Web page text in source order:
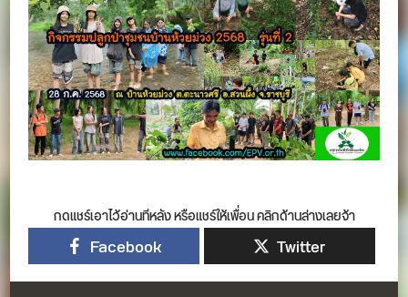
กดแชร์เอาไว้อ่านทีหลัง หรือแชร์ให้เพื่อน คลิกด้านล่างเลยจ้า
Facebook Twitter